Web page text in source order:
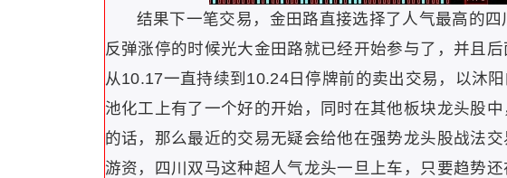
结果下一笔交易，金田路直接选择了人气最高的
反弹涨停的时候光大金田路就已经开始参与了，并且
从10.17一直持续到10.24日停牌前的卖出交易，以沐
池化工上有了一个好的开始，同时在其他板块龙头股
的话，那么最近的交易无疑会给他在强势龙头股战法
游资，四川双马这种超人气龙头一旦上车，只要趋势